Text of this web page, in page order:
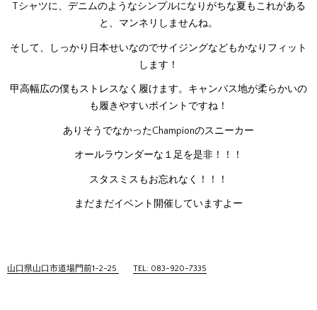
Tシャツに、デニムのようなシンプルになりがちな夏もこれがある
と、マンネリしませんね。
そして、しっかり日本せいなのでサイジングなどもかなりフィット
します！
甲高幅広の僕もストレスなく履けます。キャンバス地が柔らかいの
も履きやすいポイントですね！
ありそうでなかったChampionのスニーカー
オールラウンダーな１足を是非！！！
スタスミスもお忘れなく！！！
まだまだイベント開催していますよー
山口県山口市道場門前1-2-25 TEL: 083-920-7335